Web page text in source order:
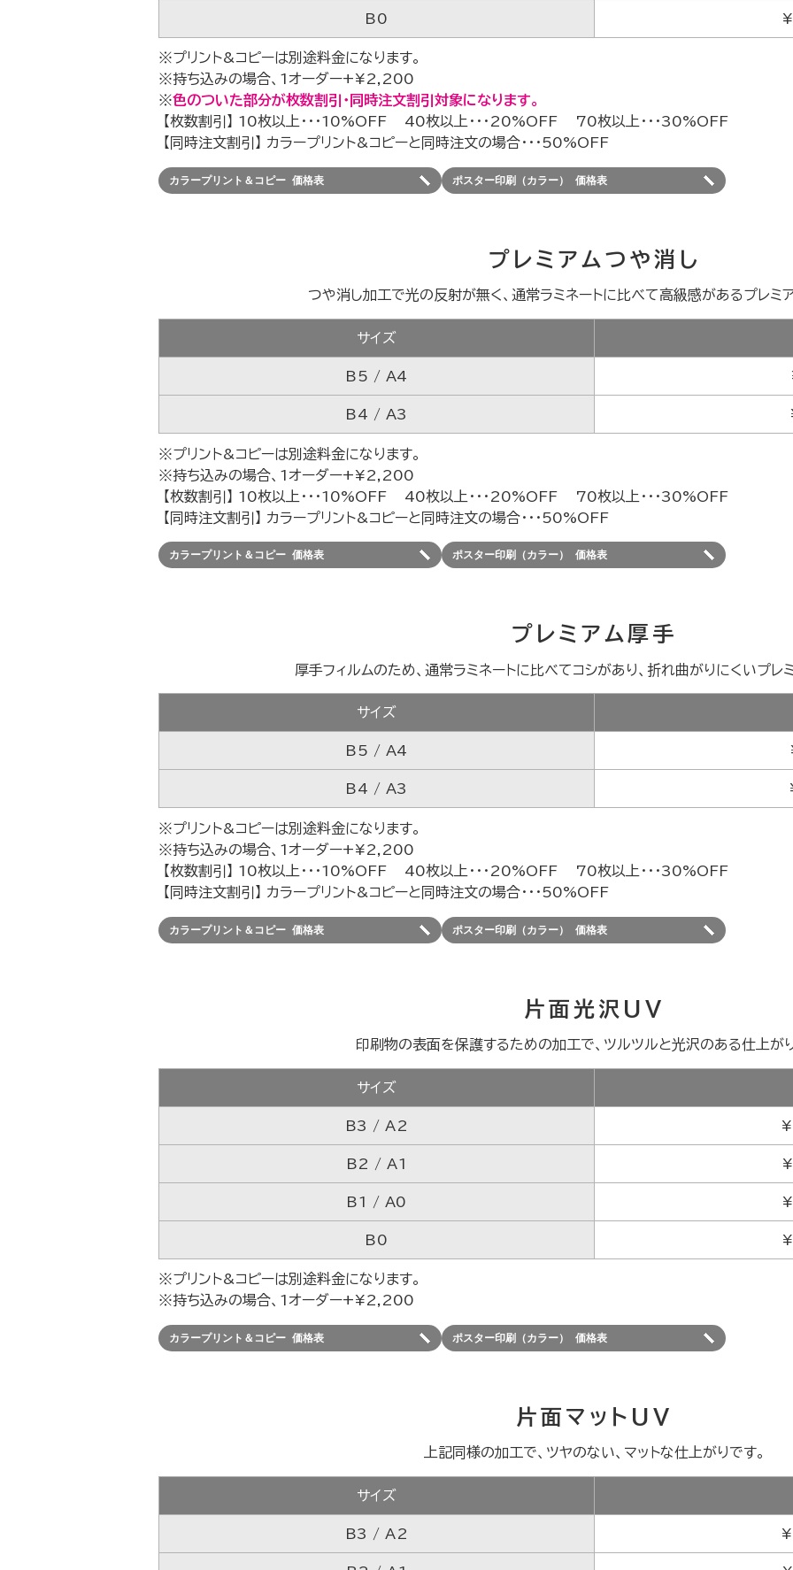
B0
※プリント&コピーは別途料金になります。
※持ち込みの場合、1オーダー+¥2,200
※色のついた部分が枚数割引・同時注文割引対象になります。
【枚数割引】 10枚以上・・・10%OFF 40枚以上・・・20%OFF 70枚以上・・・30%OFF
【同時注文割引】 カラープリント&コピーと同時注文の場合・・・50%OFF
カラープリント＆コピー 価格表 ポスター印刷（カラー） 価格表
プレミアムつや消し
つや消し加工で光の反射が無く、通常ラミネートに比べて高級感があるプレミア
サイズ
B5 / A4
B4 / A3
※プリント&コピーは別途料金になります。
※持ち込みの場合、1オーダー+¥2,200
【枚数割引】 10枚以上・・・10%OFF 40枚以上・・・20%OFF 70枚以上・・・30%OFF
【同時注文割引】 カラープリント&コピーと同時注文の場合・・・50%OFF
カラープリント＆コピー 価格表 ポスター印刷（カラー） 価格表
プレミアム厚手
厚手フィルムのため、通常ラミネートに比べてコシがあり、折れ曲がりにくいプレ
サイズ
B5 / A4
B4 / A3
※プリント&コピーは別途料金になります。
※持ち込みの場合、1オーダー+¥2,200
【枚数割引】 10枚以上・・・10%OFF 40枚以上・・・20%OFF 70枚以上・・・30%OFF
【同時注文割引】 カラープリント&コピーと同時注文の場合・・・50%OFF
カラープリント＆コピー 価格表 ポスター印刷（カラー） 価格表
片面光沢UV
印刷物の表面を保護するための加工で、ツルツルと光沢のある仕上が
サイズ
B3 / A2
B2 / A1
B1 / A0
B0
※プリント&コピーは別途料金になります。
※持ち込みの場合、1オーダー+¥2,200
カラープリント＆コピー 価格表 ポスター印刷（カラー） 価格表
片面マットUV
上記同様の加工で、ツヤのない、マットな仕上がりです。
サイズ
B3 / A2